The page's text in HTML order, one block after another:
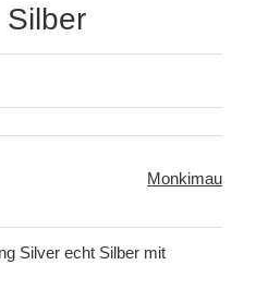
Monkimau
Silver echt Silber mit